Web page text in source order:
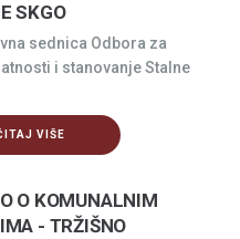
SKGO
sednica Odbora za
i stanovanje Stalne
VIŠE
O KOMUNALNIM
- TRŽIŠNO